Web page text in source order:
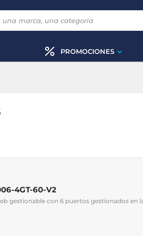
PROMOCIONES
4GT-60-V2
gestionable con 6 puertos gestionados en